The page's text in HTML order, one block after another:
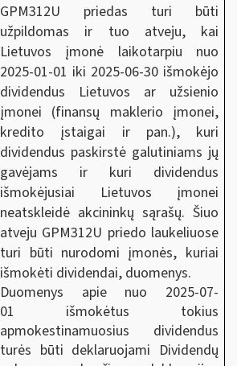
GPM312U priedas turi būti
užpildomas ir tuo atveju, kai
Lietuvos įmonė laikotarpiu nuo
2025-01-01 iki 2025-06-30 išmokėjo
dividendus Lietuvos ar užsienio
įmonei (finansų maklerio įmonei,
kredito įstaigai ir pan.), kuri
dividendus paskirstė galutiniams jų
gavėjams ir kuri dividendus
išmokėjusiai Lietuvos įmonei
neatskleidė akcininkų sąrašų. Šiuo
atveju GPM312U priedo laukeliuose
turi būti nurodomi įmonės, kuriai
išmokėti dividendai, duomenys.
Duomenys apie nuo 2025-07-
01 išmokėtus tokius
apmokestinamuosius dividendus
turės būti deklaruojami Dividendų